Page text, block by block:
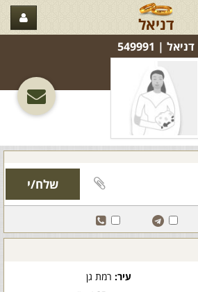
דניאל
דניאל‏ | 549991
עיר:רמת גן